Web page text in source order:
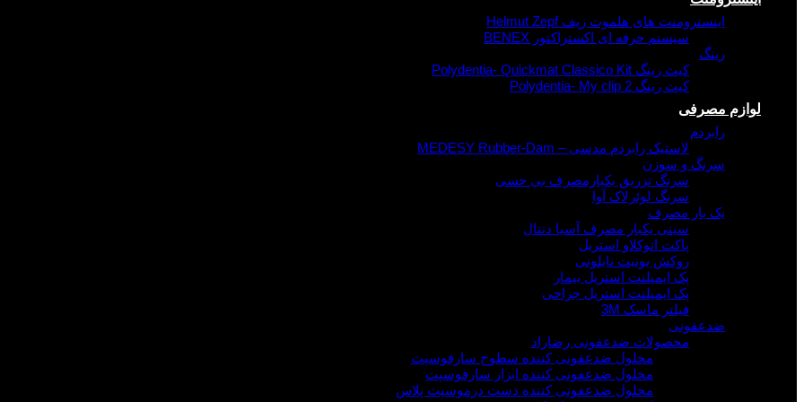
اینسترومنت های هلموت زپف Helmut Zepf
سیستم حرفه ای اکستراکتور BENEX
رینگ
کیت رینگ Polydentia- Quickmat Classico Kit
کیت رینگ Polydentia- My clip 2
لوازم مصرفی
رابردم
لاستیک رابردم مدسی – MEDESY Rubber-Dam
سرنگ و سوزن
سرنگ تزریق یکبارمصرف بی حسی
سرنگ لوئرلاک آوا
یک بار مصرف
سینی یکبار مصرف آسیا دنتال
پاکت اتوکلاو استریل
روکش یونیت نایلونی
پک ایمپلنت استریل بیمار
پک ایمپلنت استریل جراحی
فیلتر ماسک 3M
ضدعفونی
محصولات ضدعفونی رضاراد
محلول ضدعفونی کننده سطوح سارفوسپت
محلول ضدعفونی کننده ابزار سارفوسپت
محلول ضدعفونی کننده دست درموسپت پلاس